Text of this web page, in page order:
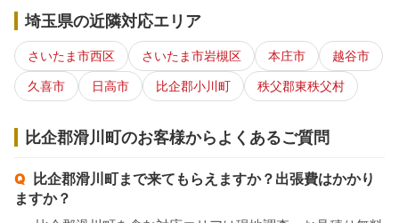
埼玉県の近隣対応エリア
さいたま市西区 さいたま市岩槻区 本庄市
越谷市
久喜市
日高市 比企郡小川町 秩父郡東秩父村
比企郡滑川町のお客様からよくあるご質問
比企郡滑川町まで来てもらえますか？出張費はかかり
ますか？